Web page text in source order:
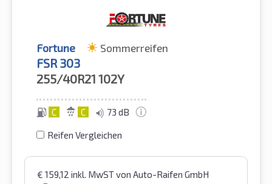
Fortune Sommerreifen
FSR 303
255/40R21 102Y
C C 73 dB
Reifen Vergleichen
€ 159,12 inkl. MwSTvon Auto-Raifen GmbH